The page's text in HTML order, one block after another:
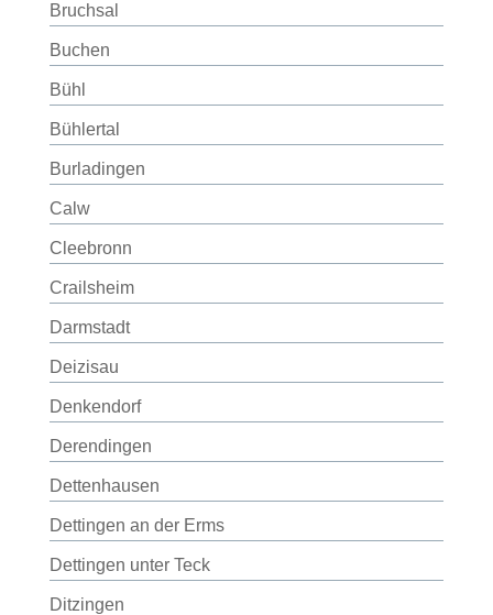
Bruchsal
Buchen
Bühl
Bühlertal
Burladingen
Calw
Cleebronn
Crailsheim
Darmstadt
Deizisau
Denkendorf
Derendingen
Dettenhausen
Dettingen an der Erms
Dettingen unter Teck
Ditzingen